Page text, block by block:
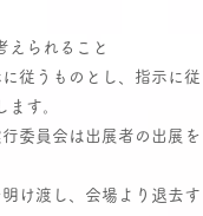
えられること
従うものとし、指示に従
す。
委員会は出展者の出展を
け渡し、会場より退去す